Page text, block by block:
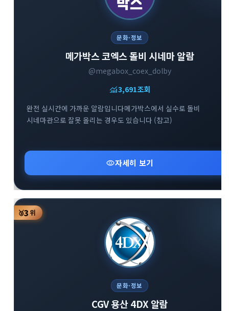
문화·정보
메가박스 코엑스 돌비 시네마 알람
@megabox_coex_dolby
monitoring3,691조회
완전 실시간에 가까운 알람입니다메가박스에서 실수로 돌비
시네마관으로 잘못 올리는 경우도 있습니다 (참고)
visibility자세히 보기
🥉3위
문화·정보
CGV 용산 4DX 알람